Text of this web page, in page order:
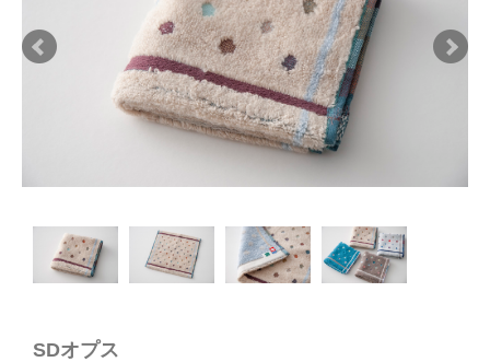
刺繍について
当サイトについて
SDオプス